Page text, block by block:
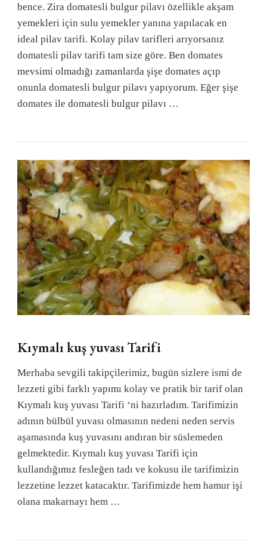
bence. Zira domatesli bulgur pilavı özellikle akşam
yemekleri için sulu yemekler yanına yapılacak en
ideal pilav tarifi. Kolay pilav tarifleri arıyorsanız
domatesli pilav tarifi tam size göre. Ben domates
mevsimi olmadığı zamanlarda şişe domates açıp
onunla domatesli bulgur pilavı yapıyorum. Eğer şişe
domates ile domatesli bulgur pilavı …
Kıymalı kuş yuvası Tarifi
Merhaba sevgili takipçilerimiz, bugün sizlere ismi de
lezzeti gibi farklı yapımı kolay ve pratik bir tarif olan
Kıymalı kuş yuvası Tarifi ‘ni hazırladım. Tarifimizin
adının bülbül yuvası olmasının nedeni neden servis
aşamasında kuş yuvasını andıran bir süslemeden
gelmektedir. Kıymalı kuş yuvası Tarifi için
kullandığımız fesleğen tadı ve kokusu ile tarifimizin
lezzetine lezzet katacaktır. Tarifimizde hem hamur işi
olana makarnayı hem …